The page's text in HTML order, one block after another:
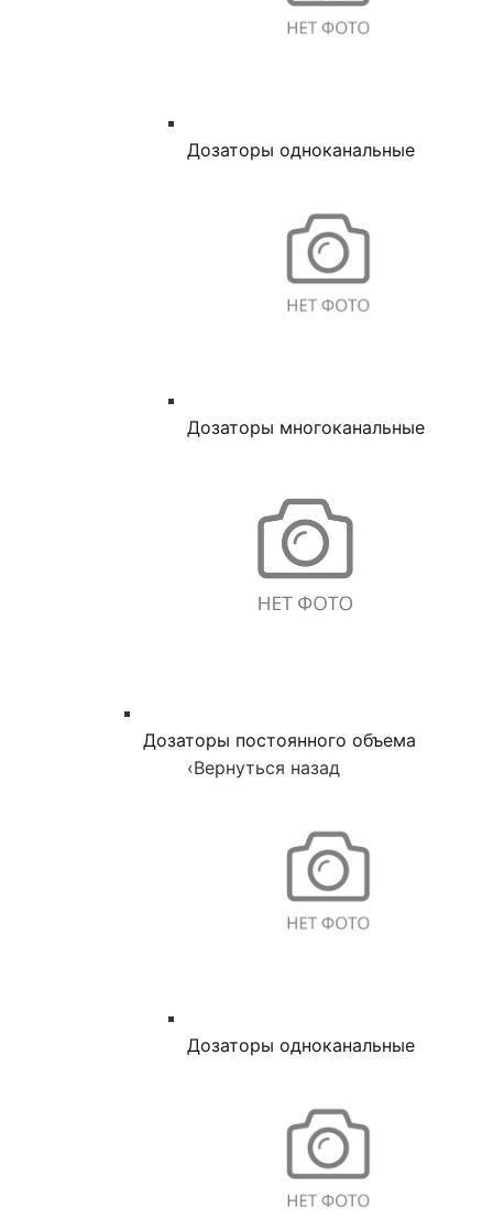
Дозаторы одноканальные
Дозаторы многоканальные
Дозаторы постоянного объема
‹Вернуться назад
Дозаторы одноканальные